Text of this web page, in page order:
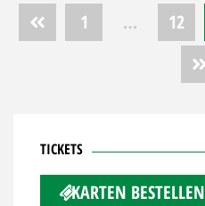
Seitennummerierung
der
1 … 12
TICKETS
KARTEN BESTELLEN